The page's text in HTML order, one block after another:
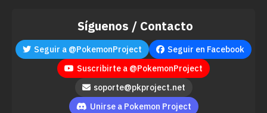
Síguenos / Contacto
Seguir a @PokemonProject
Seguir en Facebook
Suscribirte a @PokemonProject
soporte@pkproject.net
Unirse a Pokemon Project